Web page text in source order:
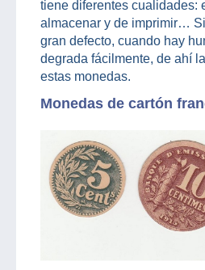
tiene diferentes cualidades:
almacenar y de imprimir…
gran defecto, cuando hay
degrada fácilmente, de ahí
estas monedas.
Monedas de cartón